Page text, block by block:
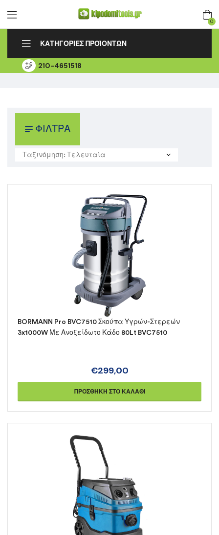
0
ΚΑΤΗΓΟΡΙΕΣ ΠΡΟΪΟΝΤΩΝ
ΑΡΧΙΚΗ
210-4651518
ΦΙΛΤΡΑ
BORMANN Pro BVC7510 Σκούπα Υγρών-Στερεών
3x1000W Με Ανοξείδωτο Κάδο 80Lt BVC7510
€299,00
ΠΡΟΣΘΉΚΗ ΣΤΟ ΚΑΛΆΘΙ